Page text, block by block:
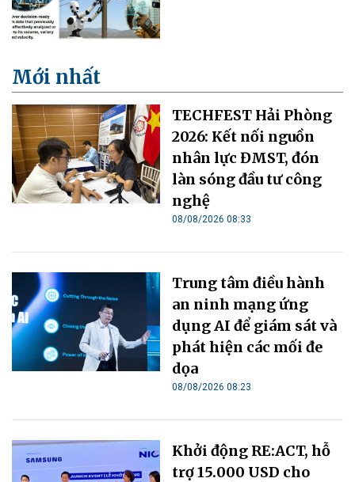
Mới nhất
TECHFEST Hải Phòng
2026: Kết nối nguồn
nhân lực ĐMST, đón
làn sóng đầu tư công
nghệ
08/08/2026 08:33
Trung tâm điều hành
an ninh mạng ứng
dụng AI để giám sát và
phát hiện các mối đe
dọa
08/08/2026 08:23
Khởi động RE:ACT, hỗ
trợ 15.000 USD cho